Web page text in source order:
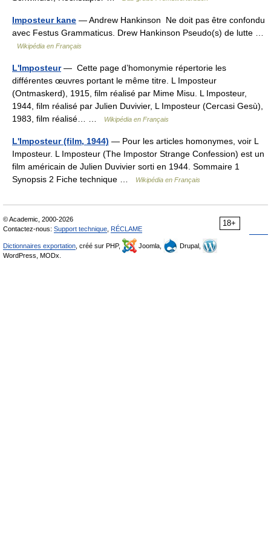
Imposteur kane — Andrew Hankinson Ne doit pas être confondu
avec Festus Grammaticus. Drew Hankinson Pseudo(s) de lutte …
Wikipédia en Français
L'Imposteur— Cette page d’homonymie répertorie les
différentes œuvres portant le même titre. L Imposteur
(Ontmaskerd), 1915, film réalisé par Mime Misu. L Imposteur,
1944, film réalisé par Julien Duvivier, L Imposteur (Cercasi Gesù),
1983, film réalisé… …
Wikipédia en Français
L'Imposteur (film, 1944) — Pour les articles homonymes, voir L
Imposteur. L Imposteur (The Impostor Strange Confession) est un
film américain de Julien Duvivier sorti en 1944. Sommaire 1
Synopsis 2 Fiche technique …
Wikipédia en Français
18+
© Academic, 2000-2026
Contactez-nous: Support technique RÉCLAME
Dictionnaires exportation , créé sur PHP, Joomla,
Drupal,
WordPress, MODx.